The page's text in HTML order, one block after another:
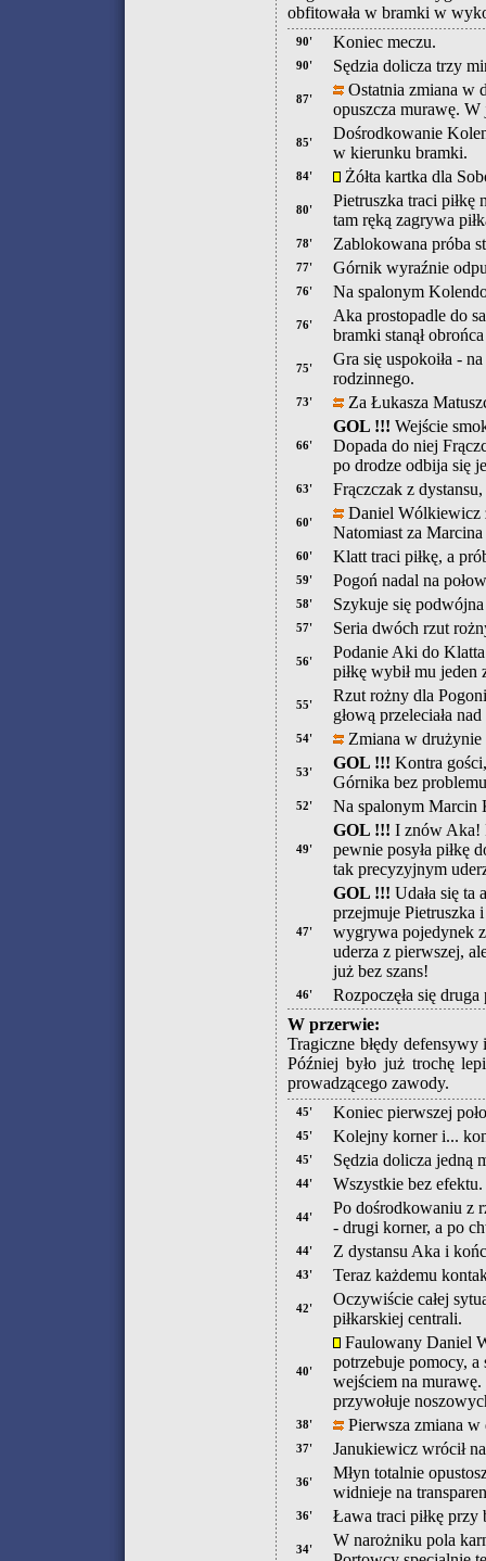
obfitowała w bramki w
90' Koniec meczu.
90' Sędzia dolicza trzy
87'
Ostatnia zmiana w
opuszcza murawę.
85'
Dośrodkowanie
w kierunku bramki.
84' Żółta kartka dla
80'
Pietruszka traci piłkę
tam ręką zagrywa
78' Zablokowana próba
77' Górnik wyraźnie
76' Na spalonym
76'
Aka prostopadle do
bramki stanął
75'
Gra się uspokoiła -
rodzinnego.
73' Za Łukasza
66'
GOL !!! Wejście
Dopada do niej
po drodze odbija się
63' Frączczak z
60'
Daniel Wólkiewicz
Natomiast za
60' Klatt traci piłkę, a
59' Pogoń nadal na
58' Szykuje się
57' Seria dwóch rzut
56'
Podanie Aki do Klatta
piłkę wybił mu
55'
Rzut rożny dla
głową przeleciała
54' Zmiana w drużynie
53'
GOL !!! Kontra
Górnika bez
52' Na spalonym Marcin
49'
GOL !!! I znów Aka!
pewnie posyła piłkę
tak precyzyjnym
47'
GOL !!! Udała się ta
przejmuje Pietruszka
wygrywa pojedynek
uderza z pierwszej,
już bez szans!
46'
Rozpoczęła się
W przerwie:
Tragiczne błędy
Później było już trochę
prowadzącego zawody.
45' Koniec pierwszej
45' Kolejny korner i...
45' Sędzia dolicza jedną
44' Wszystkie bez efektu.
44'
Po dośrodkowaniu z
- drugi korner, a po
44' Z dystansu Aka i
43' Teraz każdemu
42'
Oczywiście całej
piłkarskiej centrali.
40'
Faulowany Daniel
potrzebuje pomocy,
wejściem na
przywołuje
38' Pierwsza zmiana
37' Janukiewicz wrócił
36'
Młyn totalnie
widnieje na
36' Ława traci piłkę przy
34'
W narożniku pola